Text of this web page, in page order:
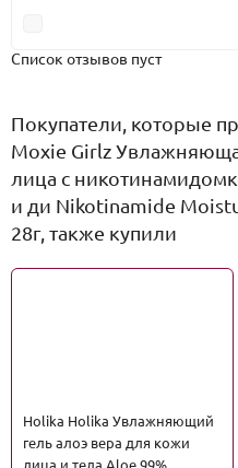
Список отзывов пуст
Покупатели, которые
Moxie Girlz
лица с
и ди Nikotinamide
28г, также купили
Holika Holika Увлажняющий
гель алоэ вера для кожи